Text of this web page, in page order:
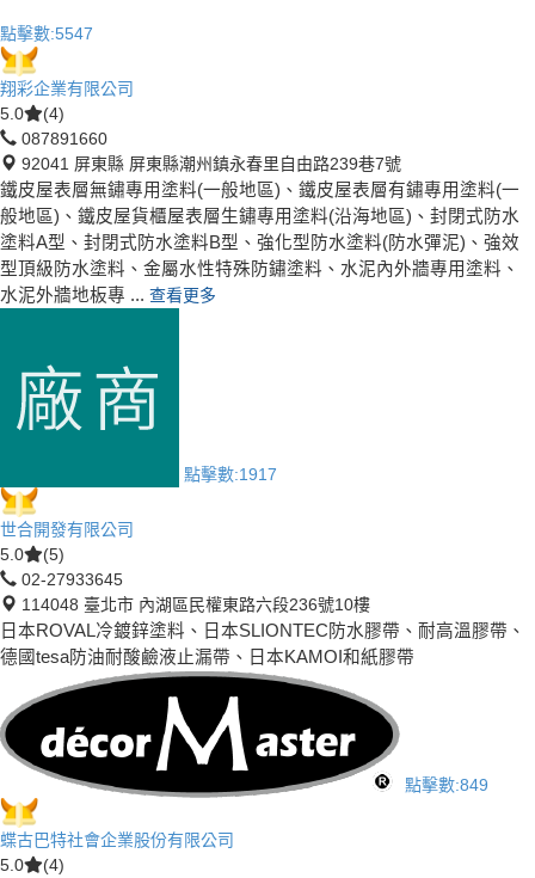
點擊數:5547
翔彩企業有限公司
5.0
(4)
087891660
92041 屏東縣 屏東縣潮州鎮永春里自由路239巷7號
鐵皮屋表層無鏽專用塗料(一般地區)、鐵皮屋表層有鏽專用塗料(一
般地區)、鐵皮屋貨櫃屋表層生鏽專用塗料(沿海地區)、封閉式防水
塗料A型、封閉式防水塗料B型、強化型防水塗料(防水彈泥)、強效
型頂級防水塗料、金屬水性特殊防鏽塗料、水泥內外牆專用塗料、
水泥外牆地板專 ... 查看更多
點擊數:1917
世合開發有限公司
5.0
(5)
02-27933645
114048 臺北市 內湖區民權東路六段236號10樓
日本ROVAL冷鍍鋅塗料、日本SLIONTEC防水膠帶、耐高溫膠帶、
德國tesa防油耐酸鹼液止漏帶、日本KAMOI和紙膠帶
點擊數:849
蝶古巴特社會企業股份有限公司
5.0
(4)